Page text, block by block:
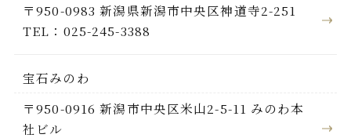
〒950-0983 新潟県新潟市中央区神道寺2-251
TEL：025-245-3388
宝石みのわ
〒950-0916 新潟市中央区米山2-5-11 みのわ本
社ビル